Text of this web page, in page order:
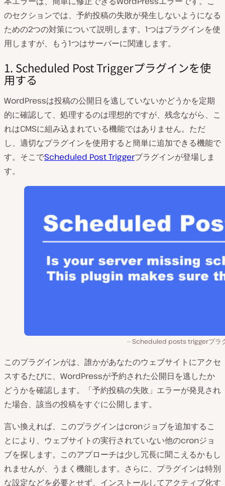
のセクションでは、予約投稿の失敗が発生しないようになる
ための2つの対策について説明します。1つはプラグインを使
用しますが、もう1つはサーバーに関連します。
1. Scheduled Post Triggerプラグインを使
用する
WordPressは投稿の公開日を逃していないかどうかを定期
的に確認して、処理するのは理想的ですが、残念ながら、こ
れはCMSに組み込まれている機能ではありません。ただ
し、適切なプラグインを使用すると簡単に追加できる機能で
す。そこでScheduled Post Triggerプラグインが登場しま
す。
Scheduled posts triggerプラ
このプラグインがは、誰かがあなたのウェブサイトにアクセ
スするたびに、WordPressが予約された公開日を逃したか
どうかを確認します。「予約投稿の失敗」エラーが発見され
た場合、該当の投稿をすぐに公開します。
言い換えれば、このプラグインはcronジョブを追加するこ
とにより、ウェブサイトの実行されていない他のcronジョ
ブを探します。このアプローチは少し冗長に聞こえるかもし
れませんが、うまく機能します。さらに、プラグインは特別
な設定などを必要とせず、インストールしてアクティブ化す